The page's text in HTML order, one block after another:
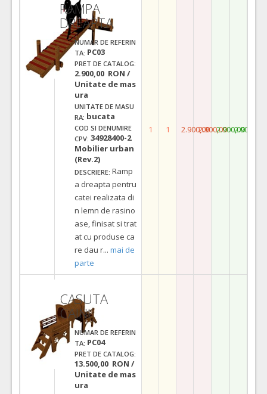
RAMPA
DREAPTA
NUMAR DE REFERIN
TA: PC03
PRET DE CATALOG:
2.900,00 RON /
Unitate de mas
ura
UNITATE DE MASU
RA: bucata
COD SI DENUMIRE
CPV: 34928400-2
Mobilier urban
(Rev.2)
DESCRIERE: Ramp
a dreapta pentru
catei realizata di
n lemn de rasino
ase, finisat si trat
at cu produse ca
re dau r... mai de
parte
1 1 2.900,002.900,002.900,002.900,00
CASUTA
CAINI
NUMAR DE REFERIN
TA: PC04
PRET DE CATALOG:
13.500,00 RON /
Unitate de mas
ura